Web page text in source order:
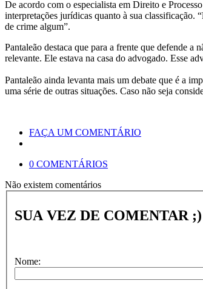
De acordo com o especialista em Direito e
interpretações jurídicas quanto à sua classificação.
de crime algum”.
Pantaleão destaca que para a frente que defende
relevante. Ele estava na casa do advogado. Esse
Pantaleão ainda levanta mais um debate que é a
uma série de outras situações. Caso não seja
FAÇA UM COMENTÁRIO
0 COMENTÁRIOS
Não existem comentários
SUA VEZ DE COMENTAR ;)
Nome: